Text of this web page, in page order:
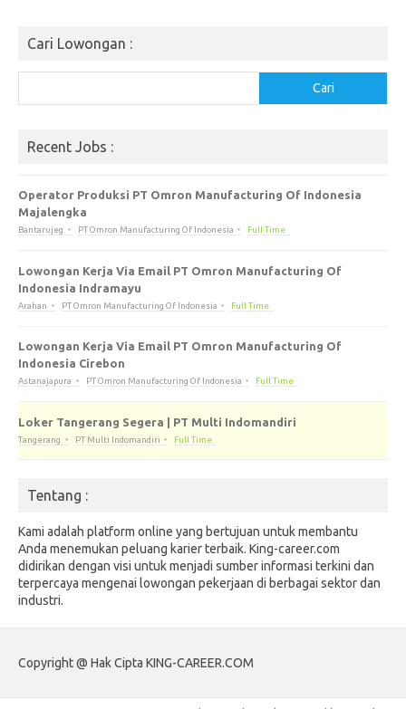
Cari Lowongan :
Cari
Recent Jobs :
Operator Produksi PT Omron Manufacturing Of Indonesia
Majalengka
Bantarujeg PT Omron Manufacturing Of Indonesia Full Time
Lowongan Kerja Via Email PT Omron Manufacturing Of
Indonesia Indramayu
Arahan PT Omron Manufacturing Of Indonesia Full Time
Lowongan Kerja Via Email PT Omron Manufacturing Of
Indonesia Cirebon
Astanajapura PT Omron Manufacturing Of Indonesia Full Time
Loker Tangerang Segera | PT Multi Indomandiri
Tangerang PT Multi Indomandiri Full Time
Tentang :
Kami adalah platform online yang bertujuan untuk membantu
Anda menemukan peluang karier terbaik. King-career.com
didirikan dengan visi untuk menjadi sumber informasi terkini dan
terpercaya mengenai lowongan pekerjaan di berbagai sektor dan
industri.
Copyright @ Hak Cipta KING-CAREER.COM